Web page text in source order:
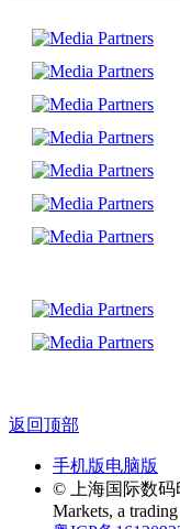
返回顶部
手机版电脑版
© 上海国际数码
Markets, a